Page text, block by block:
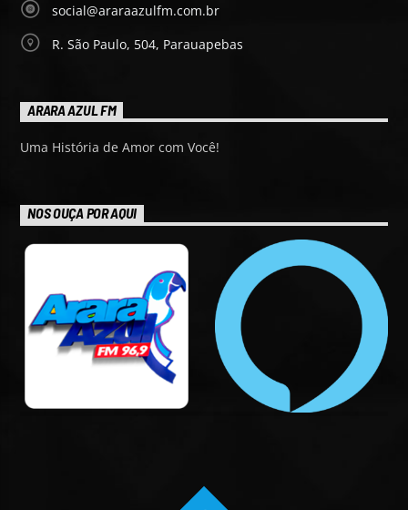
social@araraazulfm.com.br
R. São Paulo, 504, Parauapebas
ARARA AZUL FM
Uma História de Amor com Você!
NOS OUÇA POR AQUI